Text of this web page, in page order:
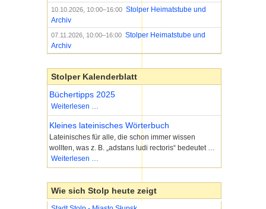
10.10.2026, 10:00–16:00 Stolper Heimatstube und
Archiv
07.11.2026, 10:00–16:00 Stolper Heimatstube und
Archiv
Stolper Kalenderblatt
Büchertipps 2025
Weiterlesen …
2025
Kleines lateinisches Wörterbuch
Lateinisches für alle, die schon immer wissen
wollten, was z. B. „adstans ludi rectoris“ bedeutet …
Weiterlesen …
lateinisches
Wie sich Stolp heute zeigt